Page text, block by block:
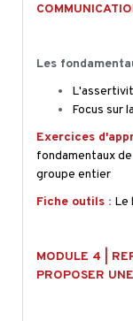
Les
Focus sur
Exercices
fondamentaux
groupe entier
Fiche outils : Le
MODULE 4 |
PROPOSER